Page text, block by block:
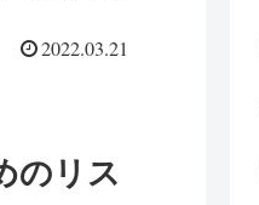
2022.03.21
のリス